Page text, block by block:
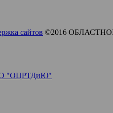
сайтов ©2016
"ОЦРТДиЮ"